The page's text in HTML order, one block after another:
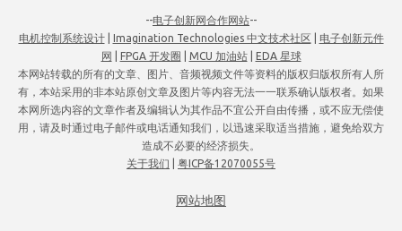
--电子创新网合作网站--
电机控制系统设计| Imagination Technologies 中文技术社区
电子创新元件
网
FPGA 开发圈 MCU 加油站| EDA 星球
本网站转载的所有的文章、图片、音频视频文件等资料的版权归版权所有人所
有，本站采用的非本站原创文章及图片等内容无法一一联系确认版权者。如果
本网所选内容的文章作者及编辑认为其作品不宜公开自由传播，或不应无偿使
用，请及时通过电子邮件或电话通知我们，以迅速采取适当措施，避免给双方
造成不必要的经济损失。
关于我们
粤ICP备12070055号
网站地图